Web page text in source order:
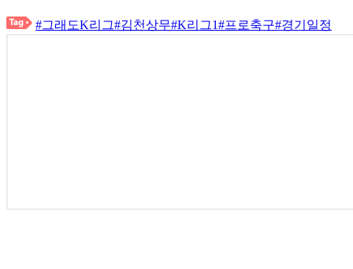
#그래도K리그#김천상무#K리그1#프로축구#경기일정